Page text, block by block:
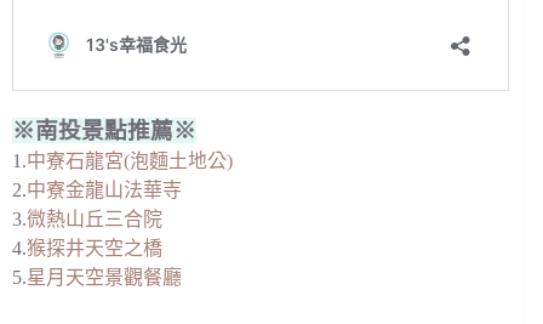
※南投景點推薦※
1.中寮石龍宮(泡麵土地公)
2.中寮金龍山法華寺
3.微熱山丘三合院
4.猴探井天空之橋
5.星月天空景觀餐廳